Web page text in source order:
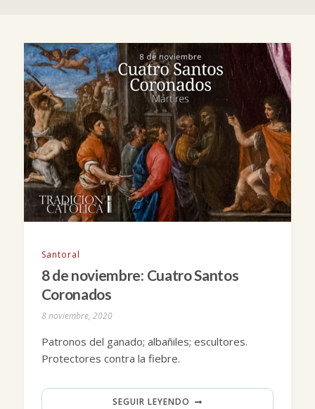
Santoral
8 de noviembre: Cuatro Santos
Coronados
8 noviembre, 2020
Patronos del ganado; albañiles; escultores.
Protectores contra la fiebre.
SEGUIR LEYENDO